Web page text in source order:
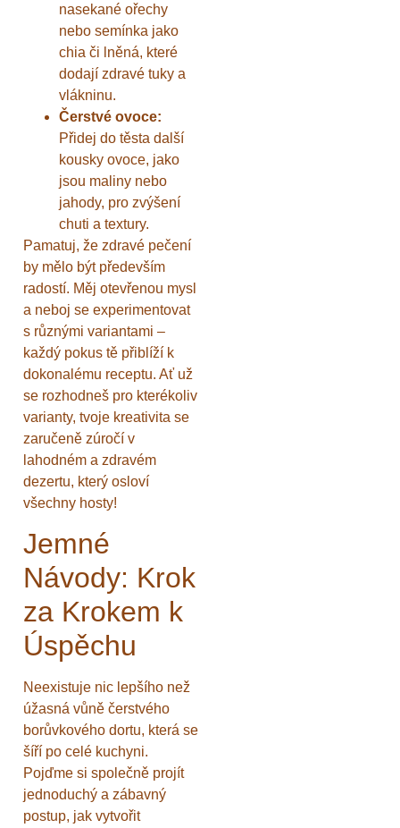
nasekané ořechy
nebo semínka jako
chia či lněná, které
dodají zdravé tuky a
vlákninu.
Čerstvé ovoce:
Přidej do těsta další
kousky ovoce, jako
jsou maliny nebo
jahody, pro zvýšení
chuti a textury.
Pamatuj, že zdravé pečení
by mělo být především
radostí. Měj otevřenou mysl
a neboj se experimentovat
s různými variantami –
každý pokus tě přiblíží k
dokonalému receptu. Ať už
se rozhodneš pro kterékoliv
varianty, tvoje kreativita se
zaručeně zúročí v
lahodném a zdravém
dezertu, který osloví
všechny hosty!
Jemné
Návody: Krok
za Krokem k
Úspěchu
Neexistuje nic lepšího než
úžasná vůně čerstvého
borůvkového dortu, která se
šíří po celé kuchyni.
Pojďme si společně projít
jednoduchý a zábavný
postup, jak vytvořit